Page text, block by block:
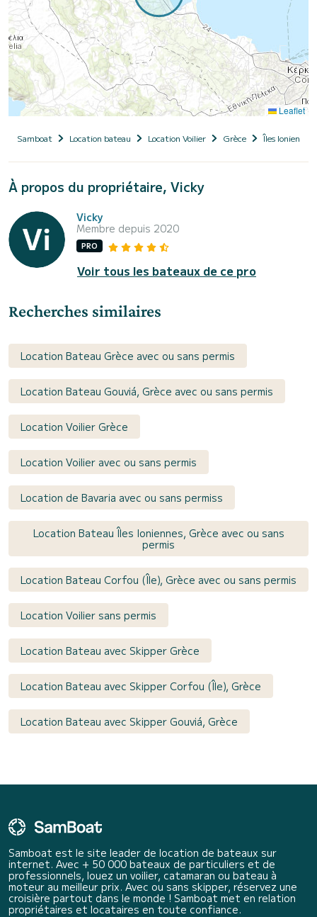
Leaflet
Samboat Location bateau Location Voilier Grèce Îles Ioniennes
À propos du propriétaire, Vicky
Vicky
Membre depuis 2020
PRO
Voir tous les bateaux de ce pro
Recherches similaires
Location Bateau Grèce avec ou sans permis
Location Bateau Gouviá, Grèce avec ou sans permis
Location Voilier Grèce
Location Voilier avec ou sans permis
Location de Bavaria avec ou sans permiss
Location Bateau Îles Ioniennes, Grèce avec ou sans
permis
Location Bateau Corfou (Île), Grèce avec ou sans permis
Location Voilier sans permis
Location Bateau avec Skipper Grèce
Location Bateau avec Skipper Corfou (Île), Grèce
Location Bateau avec Skipper Gouviá, Grèce
Samboat est le site leader de location de bateaux sur
internet. Avec + 50 000 bateaux de particuliers et de
professionnels, louez un voilier, catamaran ou bateau à
moteur au meilleur prix. Avec ou sans skipper, réservez une
croisière partout dans le monde ! Samboat met en relation
propriétaires et locataires en toute confiance.